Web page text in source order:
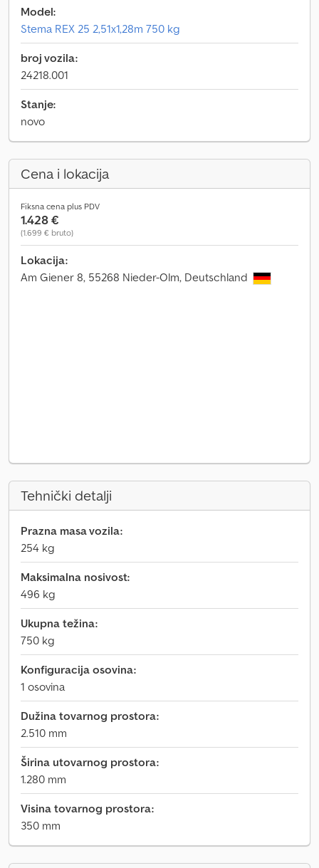
Model:
Stema REX 25 2,51x1,28m 750 kg
broj vozila:
24218.001
Stanje:
novo
Cena i lokacija
Fiksna cena plus PDV
1.428 €
(1.699 € bruto)
Lokacija:
Am Giener 8, 55268 Nieder-Olm, Deutschland
Tehnički detalji
Prazna masa vozila:
254 kg
Maksimalna nosivost:
496 kg
Ukupna težina:
750 kg
Konfiguracija osovina:
1 osovina
Dužina tovarnog prostora:
2.510 mm
Širina utovarnog prostora:
1.280 mm
Visina tovarnog prostora:
350 mm